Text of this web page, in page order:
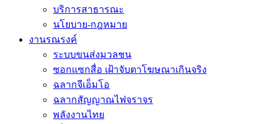
บริการสาธารณะ
นโยบาย-กฎหมาย
งานรณรงค์
ระบบขนส่งมวลชน
ซอกแซกสื่อ เฝ้าจับตาโฆษณาเกินจริง
ฉลากจีเอ็มโอ
ฉลากสัญญาณไฟจราจร
พลังงานไทย